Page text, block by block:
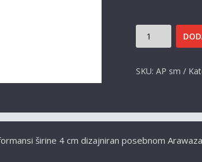
POJAS
KOLIČINA
SKU: AP sm
širine 4 cm dizajniran posebnom